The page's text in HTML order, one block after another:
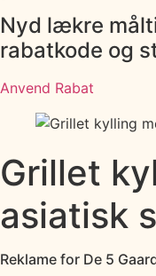
Nyd lækre
rabatkode og
Anvend Rabat
Grillet
asiatisk
Reklame for De 5